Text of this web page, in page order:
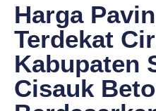
Harga
Terdekat
Kabupaten
Cisauk